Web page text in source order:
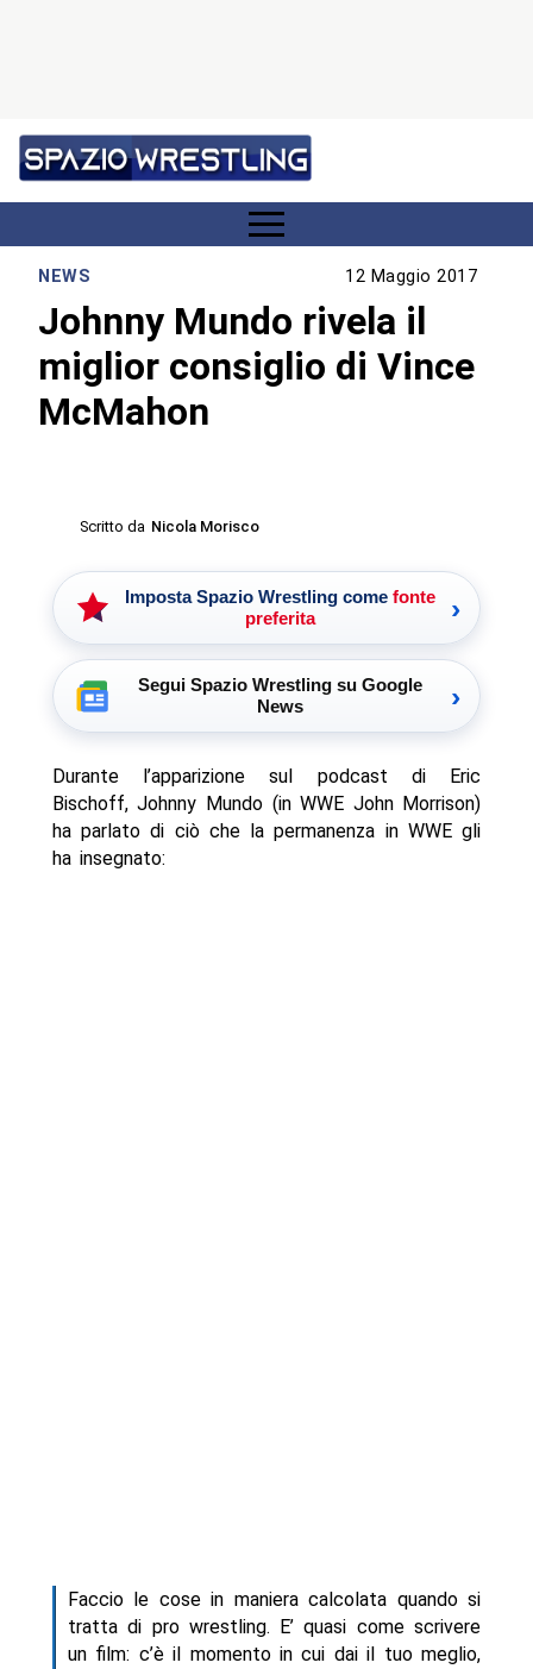
NEWS 12 Maggio 2017
Johnny Mundo rivela il
miglior consiglio di Vince
McMahon
Scritto da Nicola Morisco
Imposta Spazio Wrestling come fonte
preferita
›
Segui Spazio Wrestling su Google
News
›
Durante l’apparizione sul podcast di Eric
Bischoff, Johnny Mundo (in WWE John Morrison)
ha parlato di ciò che la permanenza in WWE gli
ha insegnato:
Faccio le cose in maniera calcolata quando si
tratta di pro wrestling. E’ quasi come scrivere
un film: c’è il momento in cui dai il tuo meglio,